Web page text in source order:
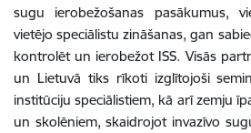
sugu ierobežošanas pasākumus,
vietējo speciālistu zināšanas, gan
kontrolēt un ierobežot ISS. Visās
un Lietuvā tiks rīkoti izglītojoši
institūciju speciālistiem, kā arī zemju
un skolēniem, skaidrojot invazīvo